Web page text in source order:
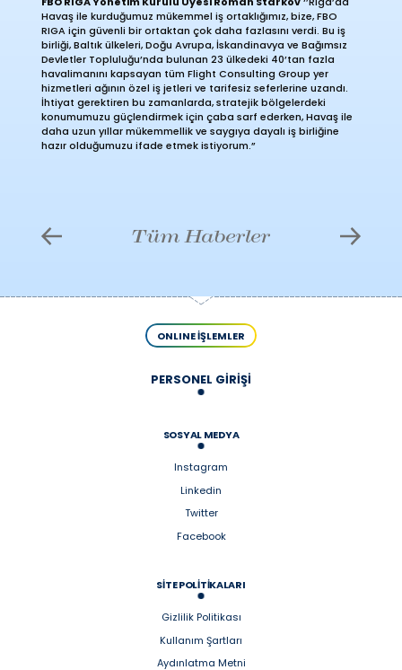
Havaş ile kurduğumuz mükemmel iş ortaklığımız, bize, FBO
RIGA için güvenli bir ortaktan çok daha fazlasını verdi. Bu iş
birliği, Baltık ülkeleri, Doğu Avrupa, İskandinavya ve Bağımsız
Devletler Topluluğu’nda bulunan 23 ülkedeki 40’tan fazla
havalimanını kapsayan tüm Flight Consulting Group yer
hizmetleri ağının özel iş jetleri ve tarifesiz seferlerine uzandı.
İhtiyat gerektiren bu zamanlarda, stratejik bölgelerdeki
konumumuzu güçlendirmek için çaba sarf ederken, Havaş ile
daha uzun yıllar mükemmellik ve saygıya dayalı iş birliğine
hazır olduğumuzu ifade etmek istiyorum.”
Tüm Haberler
ONLINE İŞLEMLER
PERSONEL GİRİŞİ
SOSYAL MEDYA
Instagram
Linkedin
Twitter
Facebook
SİTE POLİTİKALARI
Gizlilik Politikası
Kullanım Şartları
Aydınlatma Metni